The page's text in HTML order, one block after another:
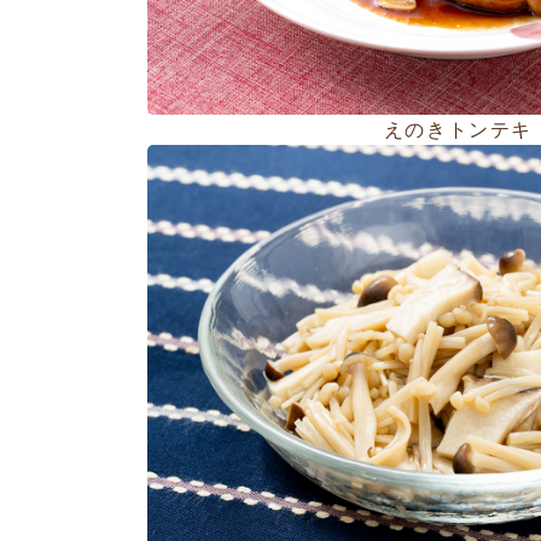
えのきトンテキ